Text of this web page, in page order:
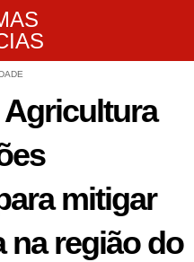
mitigar
na região do